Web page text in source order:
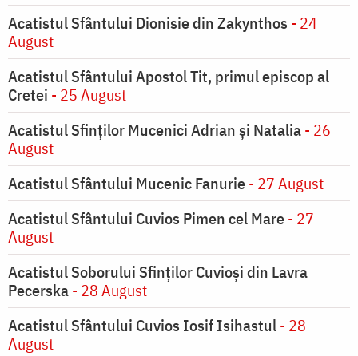
Acatistul Sfântului Dionisie din Zakynthos - 24
August
Acatistul Sfântului Apostol Tit, primul episcop al
Cretei - 25 August
Acatistul Sfinților Mucenici Adrian și Natalia- 26
August
Acatistul Sfântului Mucenic Fanurie- 27 August
Acatistul Sfântului Cuvios Pimen cel Mare- 27
August
Acatistul Soborului Sfinților Cuvioși din Lavra
Pecerska- 28 August
Acatistul Sfântului Cuvios Iosif Isihastul- 28
August